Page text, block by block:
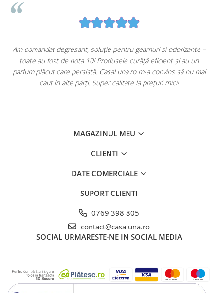
Am comandat degresant, soluție pentru geamuri și odorizante –
toate au fost de nota 10! Produsele curăță eficient și au un
parfum plăcut care persistă. CasaLuna.ro m-a convins să nu mai
caut în alte părți. Super calitate la prețuri mici!
MAGAZINUL MEU
CLIENTI
DATE COMERCIALE
SUPORT CLIENTI
0769 398 805
contact@casaluna.ro
SOCIAL URMARESTE-NE IN SOCIAL MEDIA